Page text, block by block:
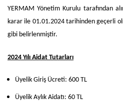
YERMAM Yönetim Kurulu tarafından
karar ile 01.01.2024 tarihinden geçerli
gibi belirlenmiştir.
2024 Yılı Aidat Tutarları
Üyelik Giriş Ücreti: 600 TL
Üyelik Aylık Aidatı: 60 TL